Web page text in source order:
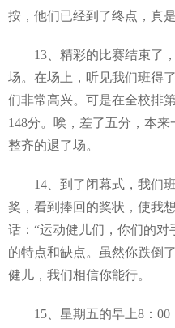
按，他们已经到了终点，真
13、精彩的比赛结束了，
场。在场上，听见我们班得
们非常高兴。可是在全校排
148分。唉，差了五分，本
整齐的退了场。
14、到了闭幕式，我们班
奖，看到捧回的奖状，使我
话：“运动健儿们，你们的
的特点和缺点。虽然你跌倒
健儿，我们相信你能行。
15、星期五的早上8：00